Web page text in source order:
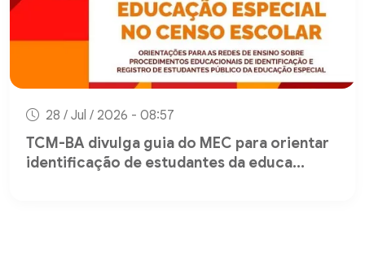
28 / Jul / 2026 - 08:57
TCM-BA divulga guia do MEC para orientar
identificação de estudantes da educa...